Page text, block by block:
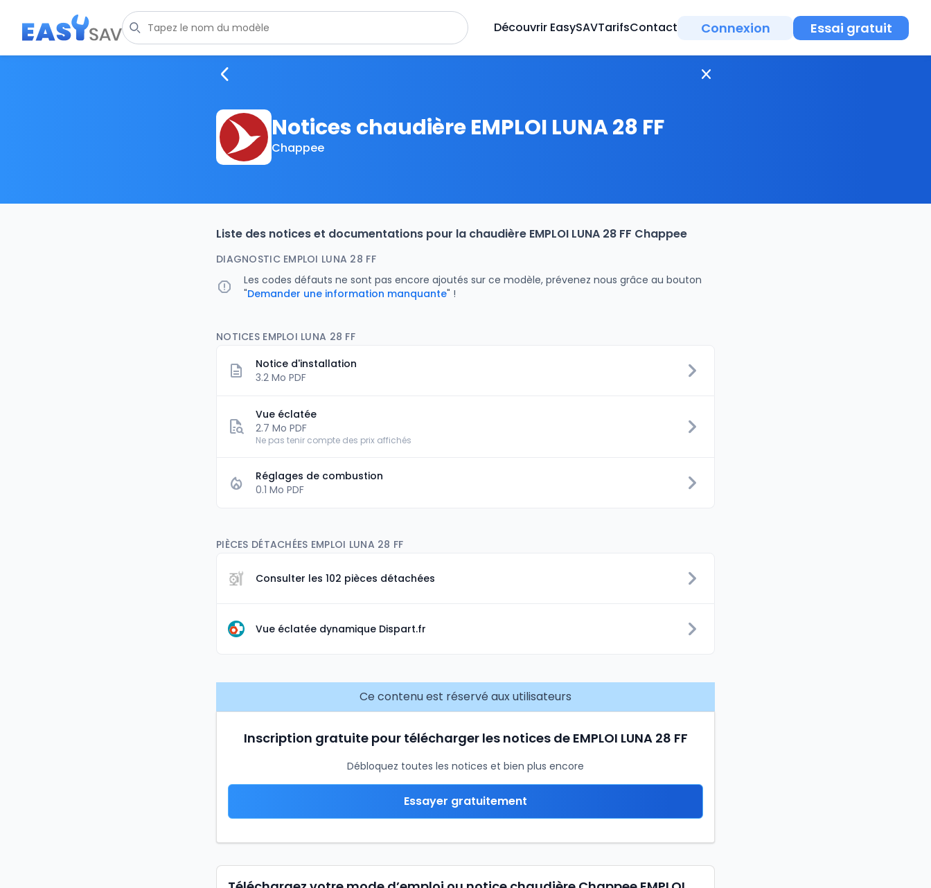
Découvrir EasySAVTarifsContact Connexion Essai gratuit
Notices chaudière EMPLOI LUNA 28 FF
Chappee
Liste des notices et documentations pour la chaudière EMPLOI LUNA 28 FF Chappee
DIAGNOSTIC EMPLOI LUNA 28 FF
Les codes défauts ne sont pas encore ajoutés sur ce modèle, prévenez nous grâce au bouton
"Demander une information manquante" !
NOTICES EMPLOI LUNA 28 FF
Notice d'installation
3.2 Mo PDF
Vue éclatée
2.7 Mo PDF
Ne pas tenir compte des prix affichés
Réglages de combustion
0.1 Mo PDF
PIÈCES DÉTACHÉES EMPLOI LUNA 28 FF
Consulter les 102 pièces détachées
Vue éclatée dynamique Dispart.fr
Ce contenu est réservé aux utilisateurs
Inscription gratuite pour télécharger les notices de EMPLOI LUNA 28 FF
Débloquez toutes les notices et bien plus encore
Essayer gratuitement